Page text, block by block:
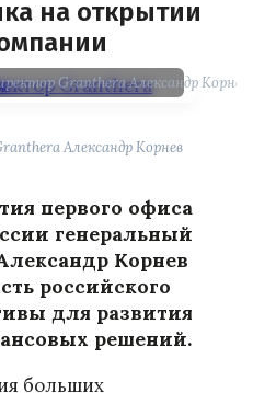
на открытии
Granthera Александр Корнев
Александр Корнев
первого офиса
генеральный
Корнев
российского
для развития
решений.
больших